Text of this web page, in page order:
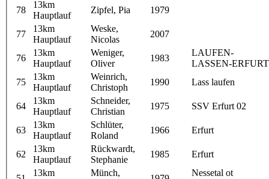
78
13km
Hauptlauf
Zipfel, Pia 1979
77
13km
Hauptlauf
Weske,
Nicolas
2007
76
13km
Hauptlauf
Weniger,
Oliver
1983
LAUFEN-
LASSEN-ERFURT
75
13km
Hauptlauf
Weinrich,
Christoph
1990 Lass laufen
64
13km
Hauptlauf
Schneider,
Christian
1975 SSV Erfurt 02
63
13km
Hauptlauf
Schlüter,
Roland
1966 Erfurt
62
13km
Hauptlauf
Rückwardt,
Stephanie
1985 Erfurt
13km
Münch,
Nessetal ot